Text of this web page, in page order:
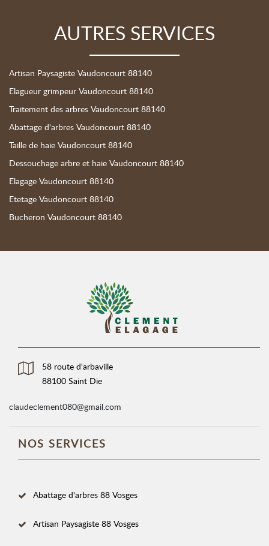
AUTRES SERVICES
Artisan Paysagiste Vaudoncourt 88140
Elagueur grimpeur Vaudoncourt 88140
Traitement des arbres Vaudoncourt 88140
Abattage d'arbres Vaudoncourt 88140
Taille de haie Vaudoncourt 88140
Dessouchage arbre et haie Vaudoncourt 88140
Elagage Vaudoncourt 88140
Etetage Vaudoncourt 88140
Bucheron Vaudoncourt 88140
58 route d'arbaville
88100 Saint Die
claudeclement080@gmail.com
NOS SERVICES
Abattage d'arbres 88 Vosges
Artisan Paysagiste 88 Vosges